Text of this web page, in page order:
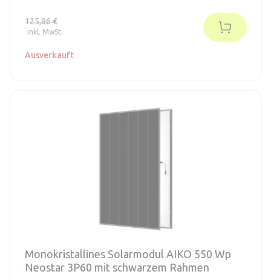
und maximale Leistung. Die Standard-ABC-Zellen von AIKO
sind rückseitig kontaktiert und enthalten Silizium des Typs
125,86 €
inkl. MwSt.
Ausverkauft
Monokristallines Solarmodul AIKO 550 Wp
Neostar 3P60 mit schwarzem Rahmen